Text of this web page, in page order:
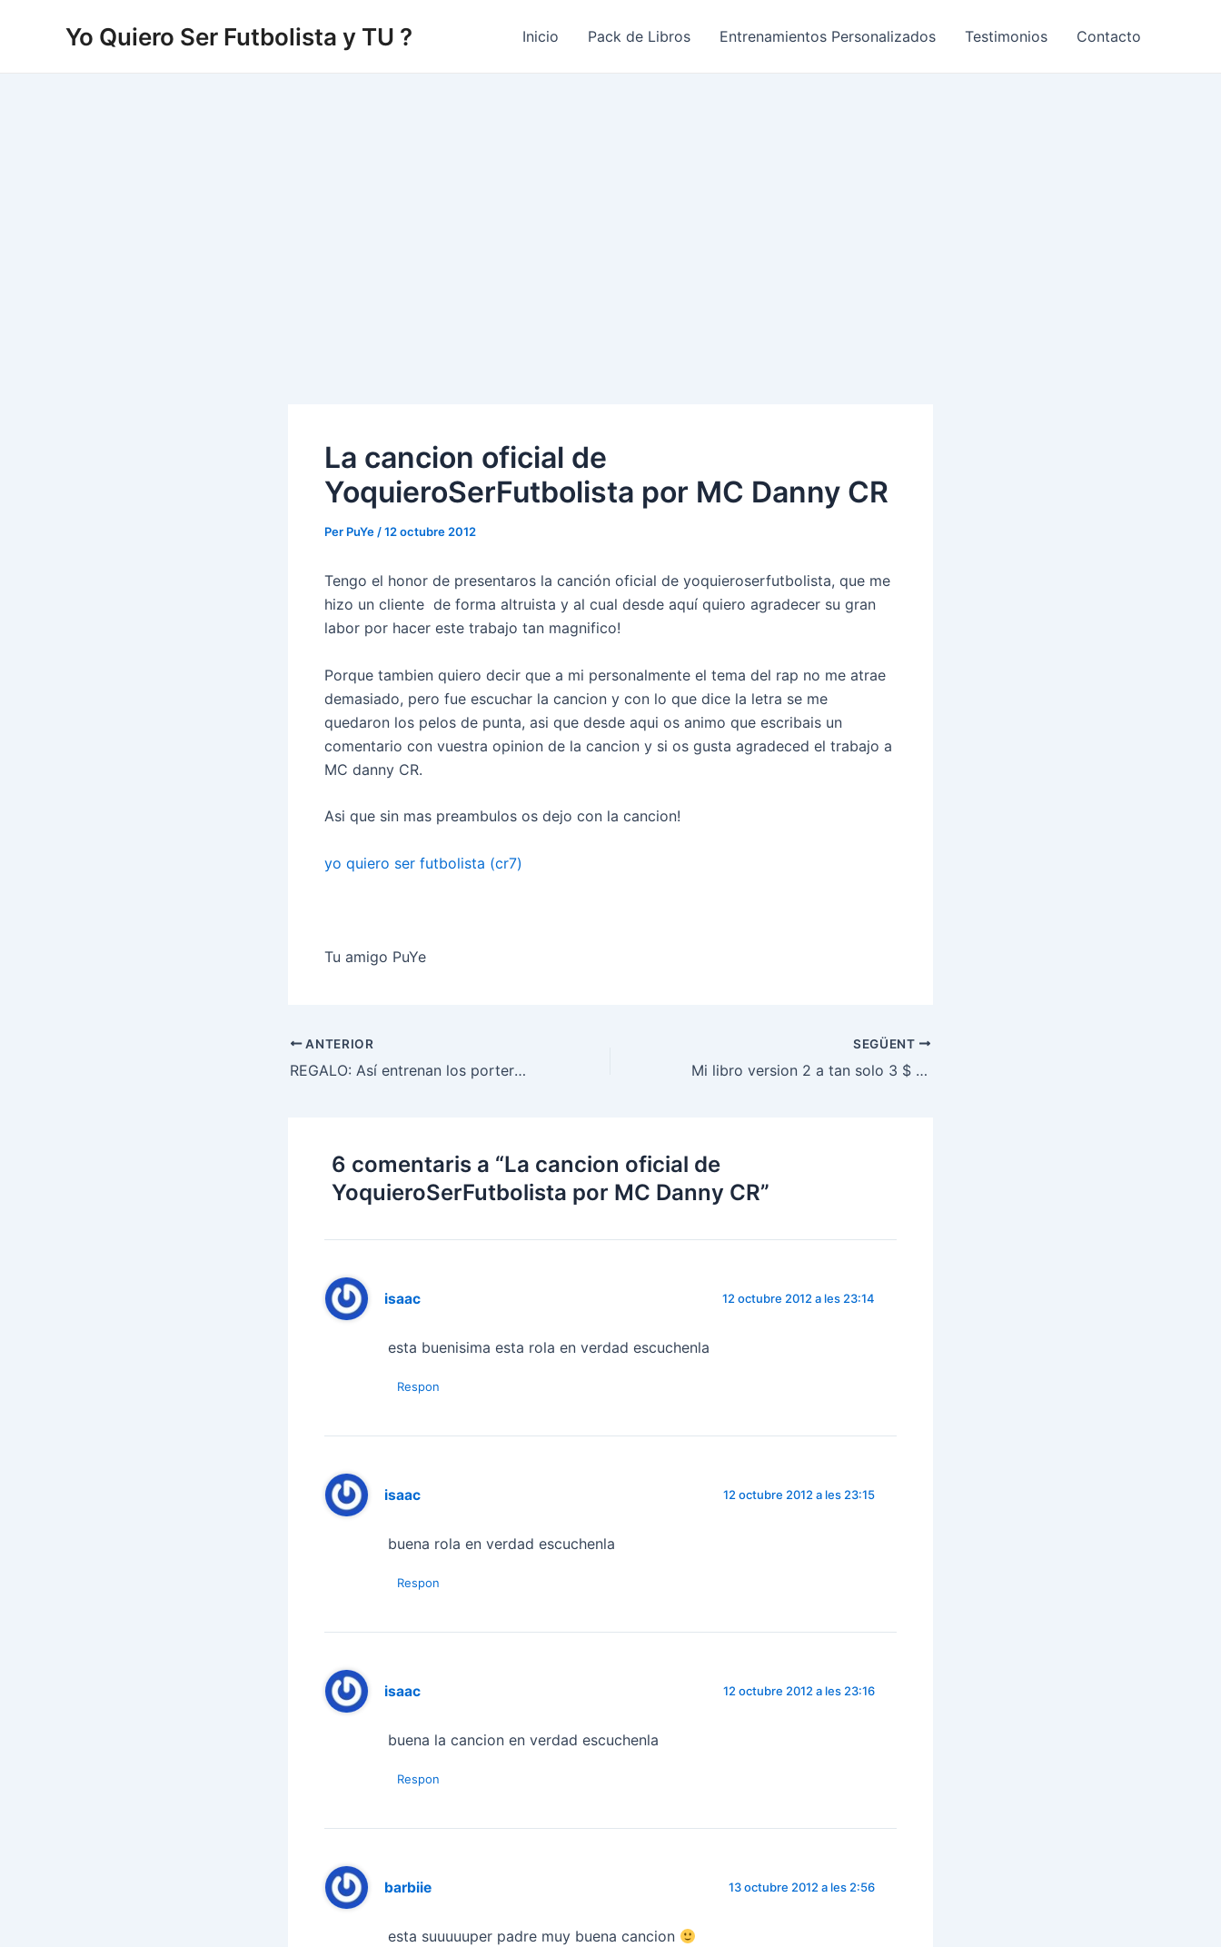
Yo Quiero Ser Futbolista y TU ? Inicio Pack de Libros Entrenamientos Personalizados Testimonios Contacto
La cancion oficial de
YoquieroSerFutbolista por MC Danny CR
Per PuYe /12 octubre 2012
Tengo el honor de presentaros la canción oficial de yoquieroserfutbolista, que me
hizo un cliente de forma altruista y al cual desde aquí quiero agradecer su gran
labor por hacer este trabajo tan magnifico!
Porque tambien quiero decir que a mi personalmente el tema del rap no me atrae
demasiado, pero fue escuchar la cancion y con lo que dice la letra se me
quedaron los pelos de punta, asi que desde aqui os animo que escribais un
comentario con vuestra opinion de la cancion y si os gusta agradeced el trabajo a
MC danny CR.
Asi que sin mas preambulos os dejo con la cancion!
yo quiero ser futbolista (cr7)
Tu amigo PuYe
Navegació
d'entrades
ANTERIOR
REGALO: Así entrenan los porteros de alto nivel
SEGÜENT
Mi libro version 2 a tan solo 3 $ estoy loco? Aprovecha esta oportunidad!
6 comentaris a “La cancion oficial de
YoquieroSerFutbolista por MC Danny CR”
isaac 12 octubre 2012 a les 23:14
esta buenisima esta rola en verdad escuchenla
Respon
isaac 12 octubre 2012 a les 23:15
buena rola en verdad escuchenla
Respon
isaac 12 octubre 2012 a les 23:16
buena la cancion en verdad escuchenla
Respon
barbiie 13 octubre 2012 a les 2:56
esta suuuuuper padre muy buena cancion